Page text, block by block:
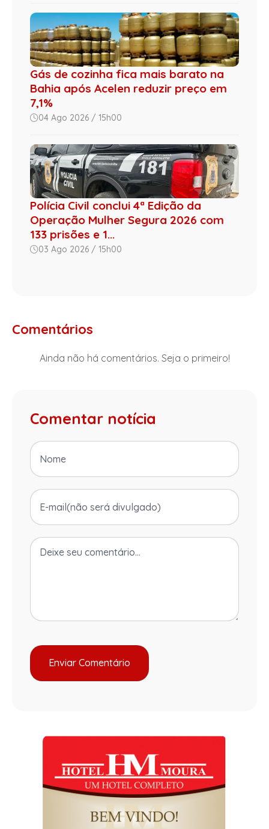
Gás de cozinha fica mais barato na
Bahia após Acelen reduzir preço em
7,1%
04 Ago 2026 / 15h00
Polícia Civil conclui 4ª Edição da
Operação Mulher Segura 2026 com
133 prisões e 1...
03 Ago 2026 / 15h00
Comentários
Ainda não há comentários. Seja o primeiro!
Comentar notícia